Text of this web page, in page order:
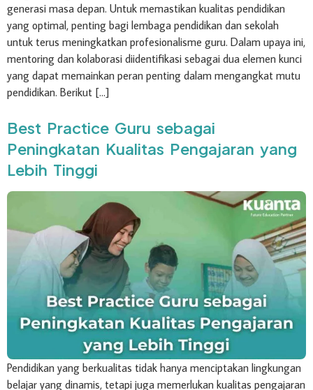
generasi masa depan. Untuk memastikan kualitas pendidikan
yang optimal, penting bagi lembaga pendidikan dan sekolah
untuk terus meningkatkan profesionalisme guru. Dalam upaya ini,
mentoring dan kolaborasi diidentifikasi sebagai dua elemen kunci
yang dapat memainkan peran penting dalam mengangkat mutu
pendidikan. Berikut […]
Best Practice Guru sebagai
Peningkatan Kualitas Pengajaran yang
Lebih Tinggi
Pendidikan yang berkualitas tidak hanya menciptakan lingkungan
belajar yang dinamis, tetapi juga memerlukan kualitas pengajaran